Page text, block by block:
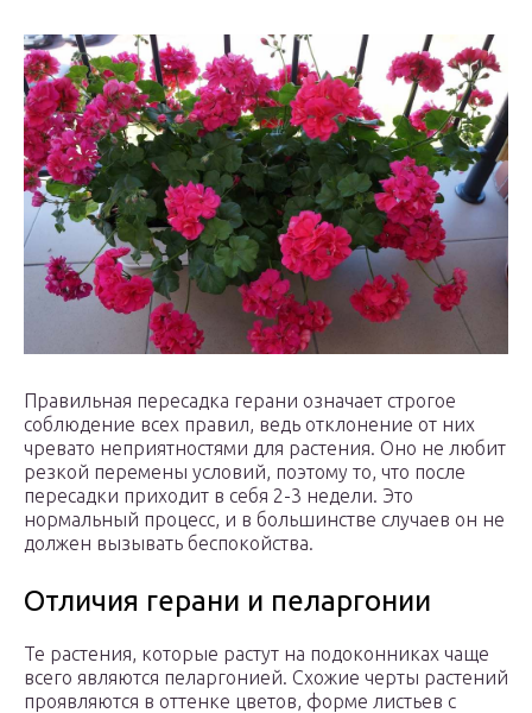
Правильная пересадка герани означает строгое
соблюдение всех правил, ведь отклонение от них
чревато неприятностями для растения. Оно не любит
резкой перемены условий, поэтому то, что после
пересадки приходит в себя 2-3 недели. Это
нормальный процесс, и в большинстве случаев он не
должен вызывать беспокойства.
Отличия герани и пеларгонии
Те растения, которые растут на подоконниках чаще
всего являются пеларгонией. Схожие черты растений
проявляются в оттенке цветов, форме листьев с